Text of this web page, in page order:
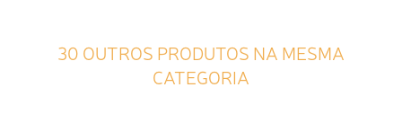
30 OUTROS PRODUTOS NA MESMA
CATEGORIA